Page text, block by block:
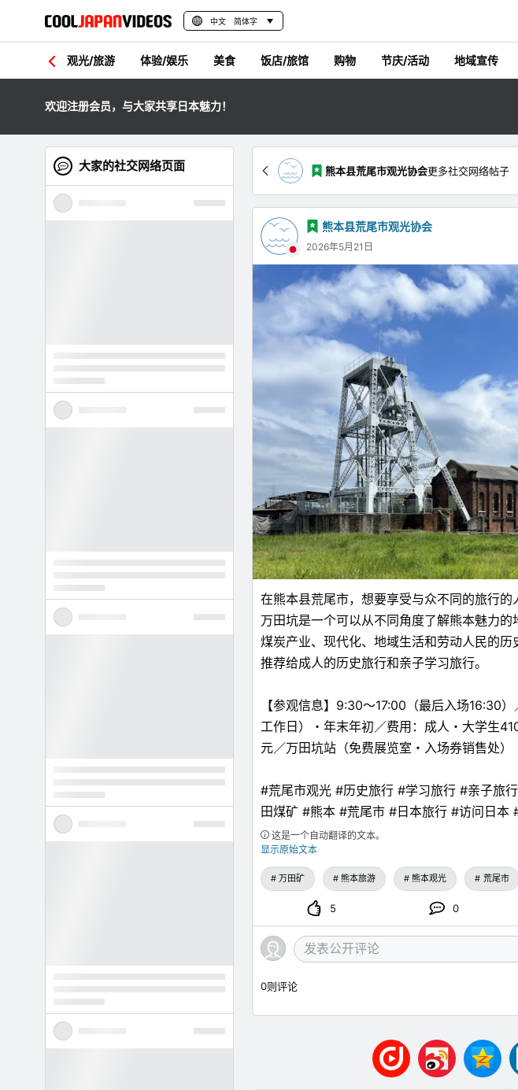
中文 简体字
观光/旅游 体验/娱乐 美食 饭店/旅馆 购物 节庆/活动 地域宣传
欢迎注册会员，与大家共享日本魅力！
熊本县荒尾市观光协会更多社交网络帖子
熊本县荒尾市观光协会
2026年5月21日
在熊本县荒尾市，想要享受与众不同的旅行的
万田坑是一个可以从不同角度了解熊本魅力的
煤炭产业、现代化、地域生活和劳动人民的
推荐给成人的历史旅行和亲子学习旅行。
【参观信息】9:30〜17:00（最后入场16:30
工作日）・年末年初／费用：成人・大学生
元／万田坑站（免费展览室・入场券销售处）
#荒尾市观光 #历史旅行 #学习旅行 #亲子旅
田煤矿 #熊本 #荒尾市 #日本旅行 #访问日本
这是一个自动翻译的文本。
显示原始文本
万田矿 熊本旅游 熊本观光 荒尾市
5 0
0则评论
大家的社交网络页面